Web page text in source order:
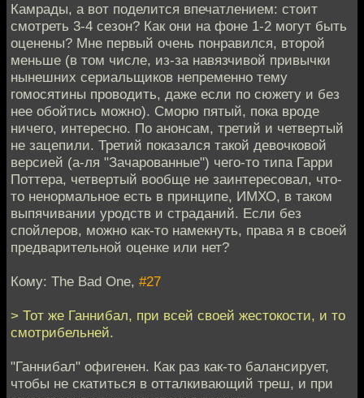
Камрады, а вот поделится впечатлением: стоит
смотреть 3-4 сезон? Как они на фоне 1-2 могут быть
оценены? Мне первый очень понравился, второй
меньше (в том числе, из-за навязчивой привычки
нынешних сериальщиков непременно тему
гомосятины проводить, даже если по сюжету и без
нее обойтись можно). Сморю пятый, пока вроде
ничего, интересно. По анонсам, третий и четвертый
не зацепили. Третий показался такой девочковой
версией (а-ля "Зачарованные") чего-то типа Гарри
Поттера, четвертый вообще не заинтересовал, что-
то ненормальное есть в принципе, ИМХО, в таком
выпячивании уродств и страданий. Если без
спойлеров, можно как-то намекнуть, права я в своей
предварительной оценке или нет?
Кому: The Bad One, #27
> Тот же Ганнибал, при всей своей жестокости, и то
смотрибельней.
"Ганнибал" офигенен. Как раз как-то балансирует,
чтобы не скатиться в отталкивающий треш, и при